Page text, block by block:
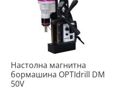
Настолна магнитна
бормашина OPTIdrill DM
50V